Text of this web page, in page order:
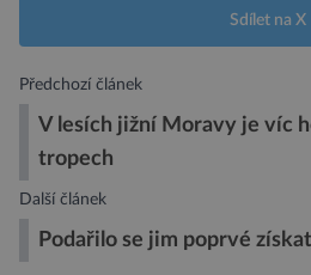
Sdílet na X
Předchozí článek
V lesích jižní Moravy je víc
tropech
Další článek
Podařilo se jim poprvé